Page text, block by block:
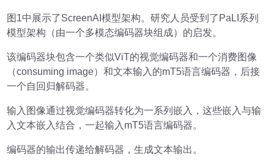
图1中展示了ScreenAI模型架构。研究人员受到了PaLI系列
模型架构（由一个多模态编码器块组成）的启发。
该编码器块包含一个类似ViT的视觉编码器和一个消费图像
（consuming image）和文本输入的mT5语言编码器，后接
一个自回归解码器。
输入图像通过视觉编码器转化为一系列嵌入，这些嵌入与输
入文本嵌入结合，一起输入mT5语言编码器。
编码器的输出传递给解码器，生成文本输出。